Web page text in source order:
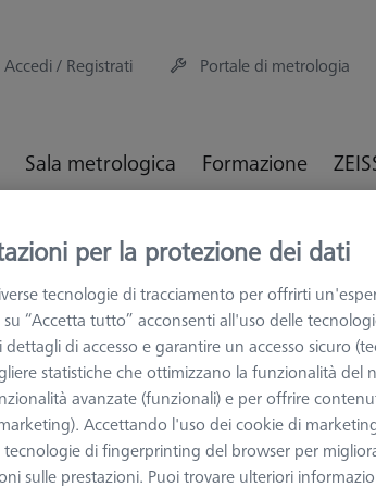
Accedi / Registrati Portale di metrologia
Sala metrologica Formazione
e Ottiche Fissaggio dei particolari
per la protezione dei dati
tecnologie di tracciamento per offrirti
su “Accetta tutto” acconsenti all'uso delle
dettagli di accesso e garantire un accesso sicuro
statistiche che ottimizzano la funzionalità del
avanzate (funzionali) e per offrire
Accettando l'uso dei cookie di
tecnologie di fingerprinting del browser per
sulle prestazioni. Puoi trovare ulteriori